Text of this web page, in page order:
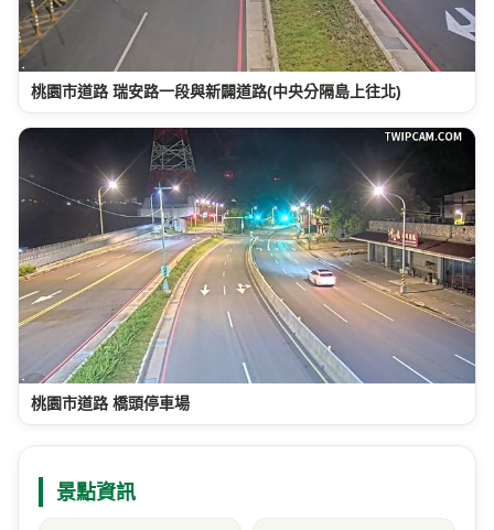
桃園市道路 瑞安路一段與新闢道路(中央分隔島上往北)
桃園市道路 橋頭停車場
景點資訊